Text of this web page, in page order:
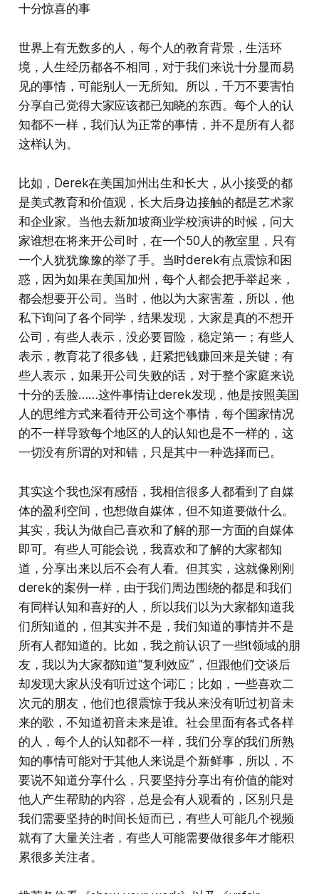
十分惊喜的事
世界上有无数多的人，每个人的教育背景，生活环
境，人生经历都各不相同，对于我们来说十分显而易
见的事情，可能别人一无所知。所以，千万不要害怕
分享自己觉得大家应该都已知晓的东西。每个人的认
知都不一样，我们认为正常的事情，并不是所有人都
这样认为。
比如，Derek在美国加州出生和长大，从小接受的都
是美式教育和价值观，长大后身边接触的都是艺术家
和企业家。当他去新加坡商业学校演讲的时候，问大
家谁想在将来开公司时，在一个50人的教室里，只有
一个人犹犹豫豫的举了手。当时derek有点震惊和困
惑，因为如果在美国加州，每个人都会把手举起来，
都会想要开公司。当时，他以为大家害羞，所以，他
私下询问了各个同学，结果发现，大家是真的不想开
公司，有些人表示，没必要冒险，稳定第一；有些人
表示，教育花了很多钱，赶紧把钱赚回来是关键；有
些人表示，如果开公司失败的话，对于整个家庭来说
十分的丢脸……这件事情让derek发现，他是按照美国
人的思维方式来看待开公司这个事情，每个国家情况
的不一样导致每个地区的人的认知也是不一样的，这
一切没有所谓的对和错，只是其中一种选择而已。
其实这个我也深有感悟，我相信很多人都看到了自媒
体的盈利空间，也想做自媒体，但不知道要做什么。
其实，我认为做自己喜欢和了解的那一方面的自媒体
即可。有些人可能会说，我喜欢和了解的大家都知
道，分享出来以后不会有人看。但其实，这就像刚刚
derek的案例一样，由于我们周边围绕的都是和我们
有同样认知和喜好的人，所以我们以为大家都知道我
们所知道的，但其实并不是，我们知道的事情并不是
所有人都知道的。比如，我之前认识了一些it领域的朋
友，我以为大家都知道“复利效应”，但跟他们交谈后
却发现大家从没有听过这个词汇；比如，一些喜欢二
次元的朋友，他们也很震惊于我从来没有听过初音未
来的歌，不知道初音未来是谁。社会里面有各式各样
的人，每个人的认知都不一样，我们分享的我们所熟
知的事情可能对于其他人来说是个新鲜事，所以，不
要说不知道分享什么，只要坚持分享出有价值的能对
他人产生帮助的内容，总是会有人观看的，区别只是
我们需要坚持的时间长短而已，有些人可能几个视频
就有了大量关注者，有些人可能需要做很多年才能积
累很多关注者。